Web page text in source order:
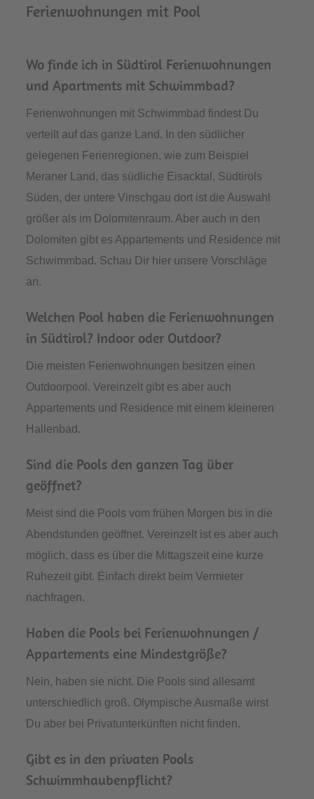
Ferienwohnungen mit Pool
Wo finde ich in Südtirol Ferienwohnungen
und Apartments mit Schwimmbad?
Ferienwohnungen mit Schwimmbad findest Du
verteilt auf das ganze Land. In den südlicher
gelegenen Ferienregionen, wie zum Beispiel
Meraner Land, das südliche Eisacktal, Südtirols
Süden, der untere Vinschgau dort ist die Auswahl
größer als im Dolomitenraum. Aber auch in den
Dolomiten gibt es Appartements und Residence mit
Schwimmbad. Schau Dir hier unsere Vorschläge
an.
Welchen Pool haben die Ferienwohnungen
in Südtirol? Indoor oder Outdoor?
Die meisten Ferienwohnungen besitzen einen
Outdoorpool. Vereinzelt gibt es aber auch
Appartements und Residence mit einem kleineren
Hallenbad.
Sind die Pools den ganzen Tag über
geöffnet?
Meist sind die Pools vom frühen Morgen bis in die
Abendstunden geöffnet. Vereinzelt ist es aber auch
möglich, dass es über die Mittagszeit eine kurze
Ruhezeit gibt. Einfach direkt beim Vermieter
nachfragen.
Haben die Pools bei Ferienwohnungen /
Appartements eine Mindestgröße?
Nein, haben sie nicht. Die Pools sind allesamt
unterschiedlich groß. Olympische Ausmaße wirst
Du aber bei Privatunterkünften nicht finden.
Gibt es in den privaten Pools
Schwimmhaubenpflicht?